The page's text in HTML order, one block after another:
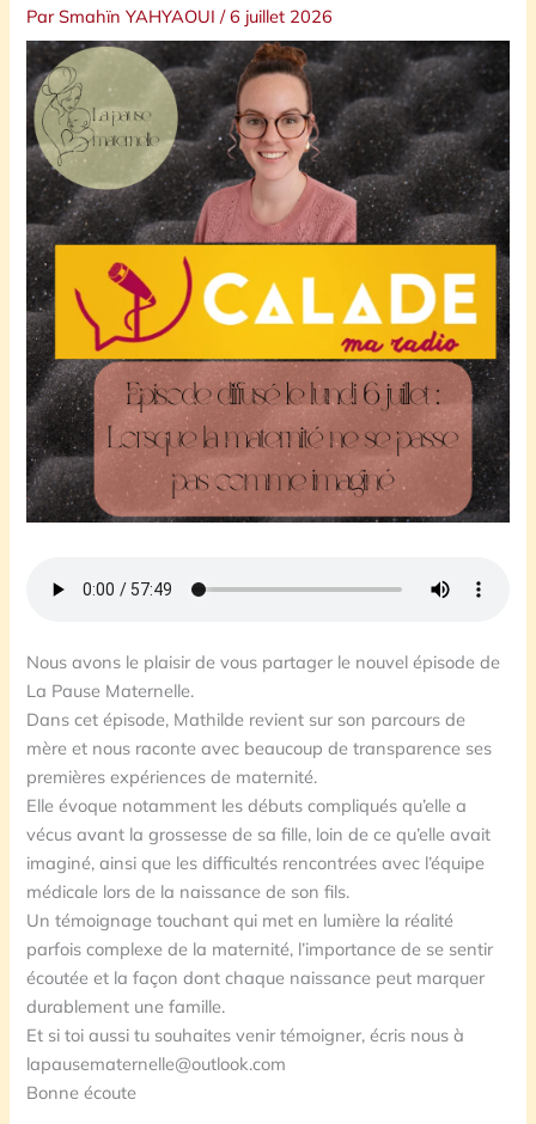
ParSmahïn YAHYAOUI/6 juillet 2026
Nous avons le plaisir de vous partager le nouvel épisode de
La Pause Maternelle.
Dans cet épisode, Mathilde revient sur son parcours de
mère et nous raconte avec beaucoup de transparence ses
premières expériences de maternité.
Elle évoque notamment les débuts compliqués qu’elle a
vécus avant la grossesse de sa fille, loin de ce qu’elle avait
imaginé, ainsi que les difficultés rencontrées avec l’équipe
médicale lors de la naissance de son fils.
Un témoignage touchant qui met en lumière la réalité
parfois complexe de la maternité, l’importance de se sentir
écoutée et la façon dont chaque naissance peut marquer
durablement une famille.
Et si toi aussi tu souhaites venir témoigner, écris nous à
lapausematernelle@outlook.com
Bonne écoute